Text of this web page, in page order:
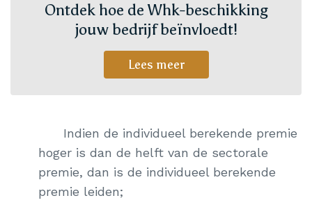
Ontdek hoe de Whk-beschikking
jouw bedrijf beïnvloedt!
Lees meer
Indien de individueel berekende premie
hoger is dan de helft van de sectorale
premie, dan is de individueel berekende
premie leiden;